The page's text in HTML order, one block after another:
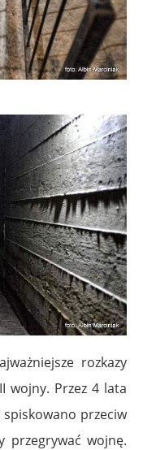
rozkazy
wojny. Przez 4 lata
przeciw
przegrywać wojnę.